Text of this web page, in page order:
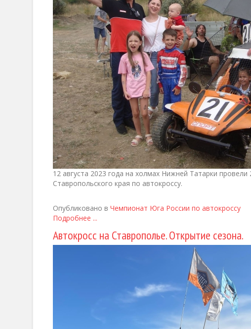
12 августа 2023 года на холмах Нижней Татарки
Ставропольского края по автокроссу.
Опубликовано в Чемпионат Юга России по автокроссу
Подробнее ...
Автокросс на Ставрополье. Открытие сезона.